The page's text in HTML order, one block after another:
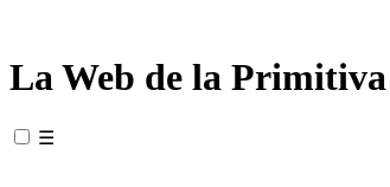
La Web de la Primitiva
☰